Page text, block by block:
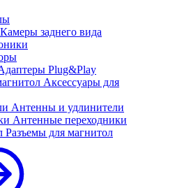
Камеры заднего вида
Plug&Play
Аксессуары для
Антенны и удлинители
Антенные переходники
Разъемы для магнитол